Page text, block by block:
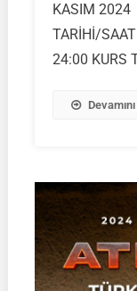
KASIM 2024
TARİHİ/
24:00 KURS